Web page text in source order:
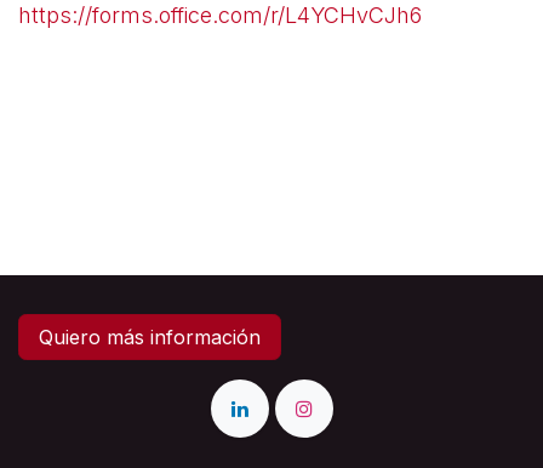
https://forms.office.com/r/L4YCHvCJh6
Quiero más información